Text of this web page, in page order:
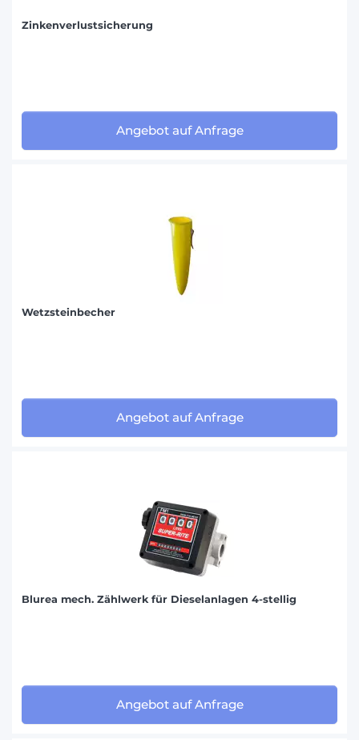
Zinkenverlustsicherung
Angebot auf Anfrage
Wetzsteinbecher
Angebot auf Anfrage
Blurea mech. Zählwerk für Dieselanlagen 4-stellig
Angebot auf Anfrage